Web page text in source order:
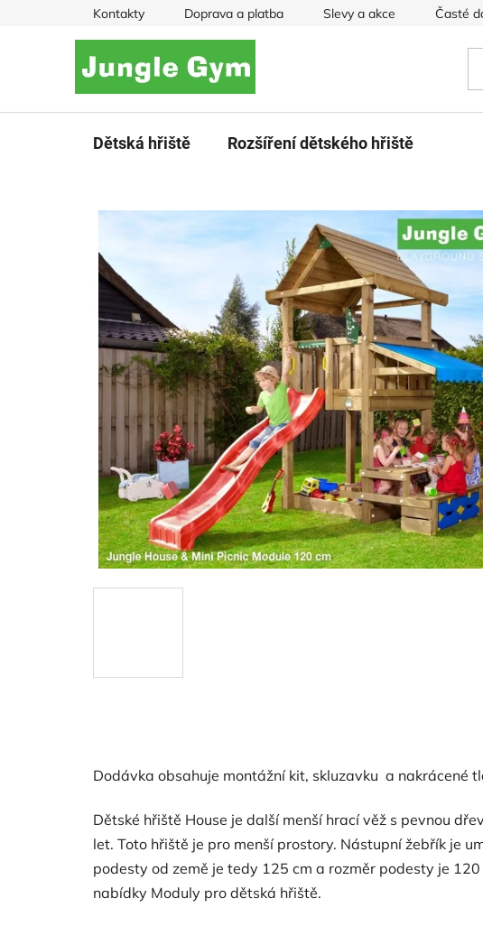
Kontakty Doprava a platba Slevy a akce Časté
Dětská hřiště Rozšíření dětského hřiště
Dodávka obsahuje montážní kit, skluzavku a nakrácené
Dětské hřiště House je další menší hrací věž s pevnou
let. Toto hřiště je pro menší prostory. Nástupní žebřík je
podesty od země je tedy 125 cm a rozměr podesty je
nabídky Moduly pro dětská hřiště.